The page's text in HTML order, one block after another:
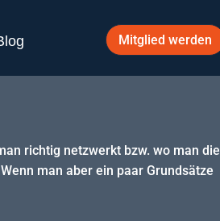
Mitglied werden
richtig netzwerkt bzw. wo man die
man aber ein paar Grundsätze